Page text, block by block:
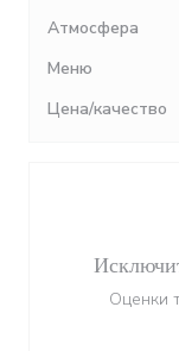
Атмосфера
Меню
Цена/качество
Оценки